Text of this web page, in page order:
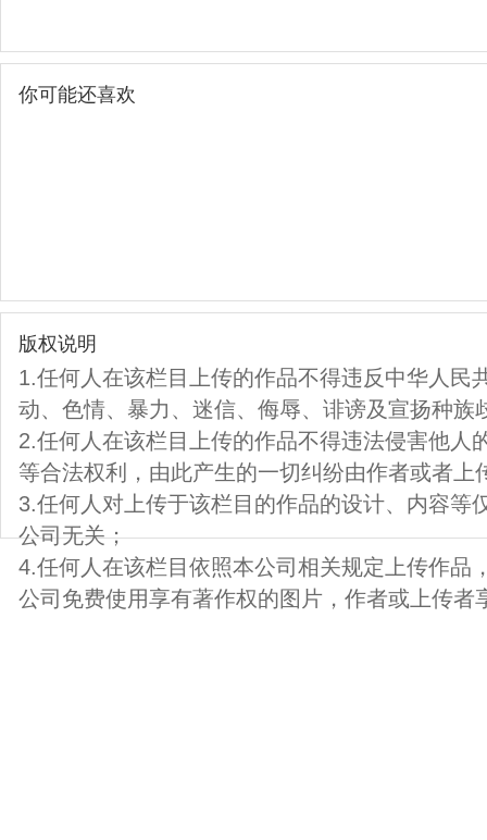
你可能还喜欢
版权说明
1.任何人在该栏目上传的作品不得违反中华人民
动、色情、暴力、迷信、侮辱、诽谤及宣扬种族
2.任何人在该栏目上传的作品不得违法侵害他人
等合法权利，由此产生的一切纠纷由作者或者上
3.任何人对上传于该栏目的作品的设计、内容等
公司无关；
4.任何人在该栏目依照本公司相关规定上传作品
公司免费使用享有著作权的图片，作者或上传者